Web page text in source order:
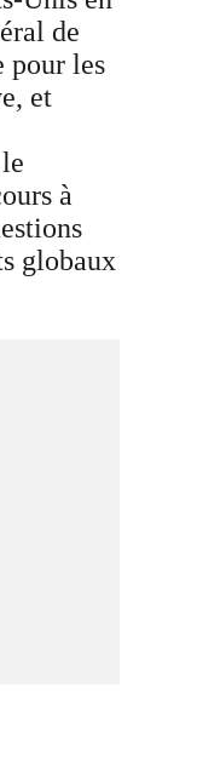
de
pour les
et
à
globaux